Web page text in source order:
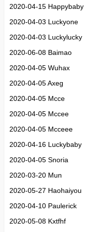
2020-04-15 Happybaby
2020-04-03 Luckyone
2020-04-03 Luckylucky
2020-06-08 Baimao
2020-04-05 Wuhax
2020-04-05 Axeg
2020-04-05 Mcce
2020-04-05 Mccee
2020-04-05 Mcceee
2020-04-16 Luckybaby
2020-04-05 Snoria
2020-03-20 Mun
2020-05-27 Haohaiyou
2020-04-10 Paulerick
2020-05-08 Kxtfhf